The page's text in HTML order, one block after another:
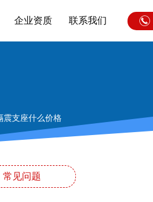
企业资质 联系我们
震支座什么价格
常见问题